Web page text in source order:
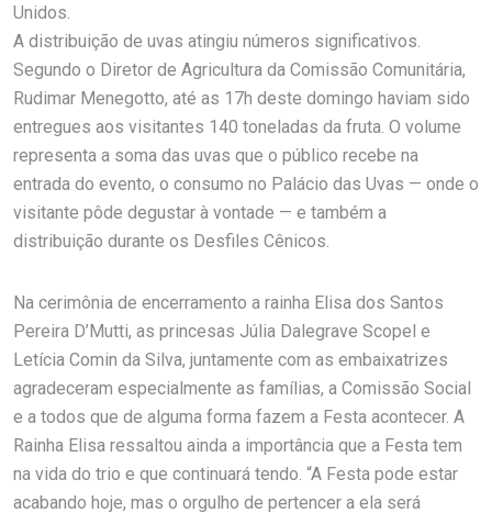
Unidos.
A distribuição de uvas atingiu números significativos.
Segundo o Diretor de Agricultura da Comissão Comunitária,
Rudimar Menegotto, até as 17h deste domingo haviam sido
entregues aos visitantes 140 toneladas da fruta. O volume
representa a soma das uvas que o público recebe na
entrada do evento, o consumo no Palácio das Uvas — onde o
visitante pôde degustar à vontade — e também a
distribuição durante os Desfiles Cênicos.
Na cerimônia de encerramento a rainha Elisa dos Santos
Pereira D’Mutti, as princesas Júlia Dalegrave Scopel e
Letícia Comin da Silva, juntamente com as embaixatrizes
agradeceram especialmente as famílias, a Comissão Social
e a todos que de alguma forma fazem a Festa acontecer. A
Rainha Elisa ressaltou ainda a importância que a Festa tem
na vida do trio e que continuará tendo. “A Festa pode estar
acabando hoje, mas o orgulho de pertencer a ela será